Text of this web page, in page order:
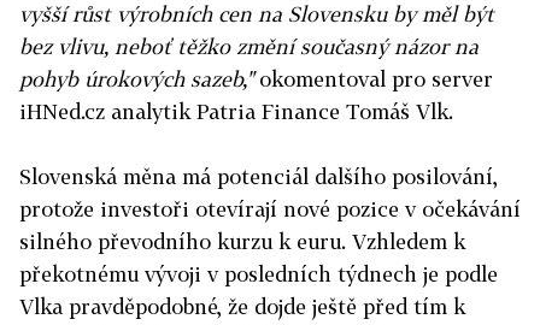
vyšší růst výrobních cen na Slovensku by měl být
bez vlivu, neboť těžko změní současný názor na
pohyb úrokových sazeb,"okomentoval pro server
iHNed.cz analytik Patria Finance Tomáš Vlk.
Slovenská měna má potenciál dalšího posilování,
protože investoři otevírají nové pozice v očekávání
silného převodního kurzu k euru. Vzhledem k
překotnému vývoji v posledních týdnech je podle
Vlka pravděpodobné, že dojde ještě před tím k